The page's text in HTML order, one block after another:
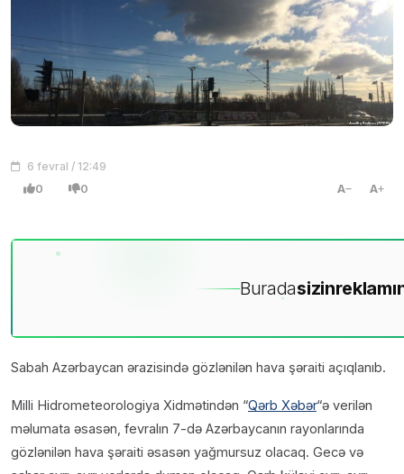
6 fevral / 12:49
0 0 A A
Buradasizin
Sabah Azərbaycan ərazisində gözlənilən hava şəraiti açıqlanıb.
Milli Hidrometeorologiya Xidmətindən “Qərb Xəbər“ə verilən
məlumata əsasən, fevralın 7-də Azərbaycanın rayonlarında
gözlənilən hava şəraiti əsasən yağmursuz olacaq. Gecə və